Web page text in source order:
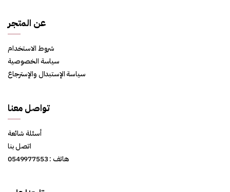
عن المتجر
شروط الاستخدام
سياسة الخصوصية
سياسة الإستبدال والإسترجاع
تواصل معنا
أسئلة شائعة
اتصل بنا
هاتف : 0549977553